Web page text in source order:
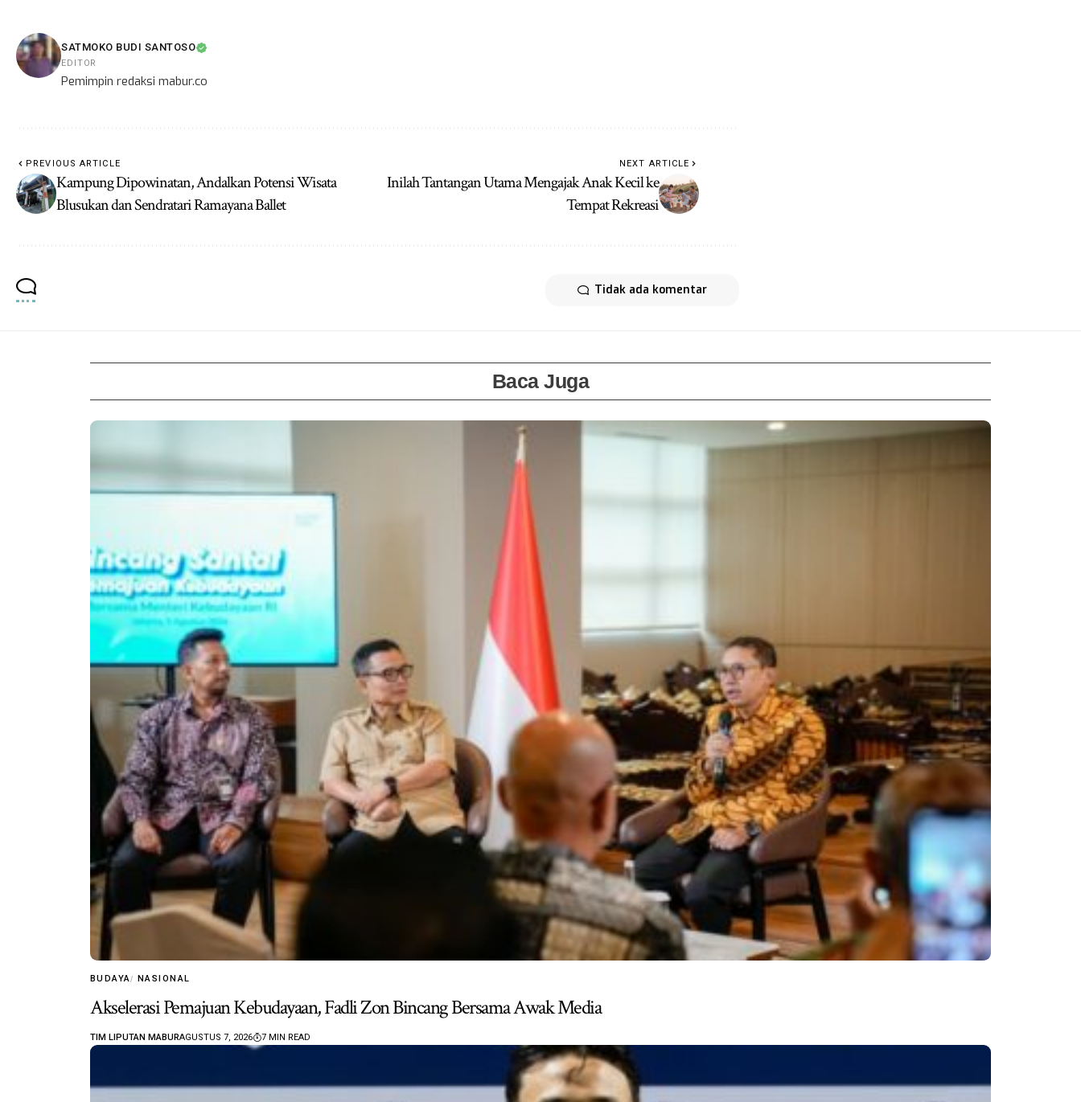
SATMOKO BUDI SANTOSO
EDITOR
Pemimpin redaksi mabur.co
PREVIOUS ARTICLE
Kampung Dipowinatan, Andalkan Potensi Wisata
Blusukan dan Sendratari Ramayana Ballet
NEXT ARTICLE
Inilah Tantangan Utama Mengajak Anak Kecil ke
Tempat Rekreasi
Tidak ada komentar
Baca Juga
BUDAYA NASIONAL
Akselerasi Pemajuan Kebudayaan, Fadli Zon Bincang Bersama Awak Media
TIM LIPUTAN MABURAGUSTUS 7, 2026 7 MIN READ